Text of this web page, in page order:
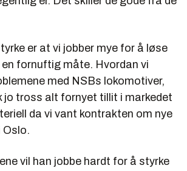
er at vi jobber mye for å løse
fornuftig måte. Hvordan vi
med NSBs lokomotiver,
jo tross alt fornyet tillit i markedet
da vi vant kontrakten om nye
Oslo.
vil han jobbe hardt for å styrke